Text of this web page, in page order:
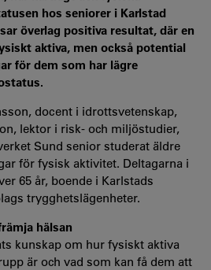
hos seniorer i Karlstad
överlag positiva resultat, där en
aktiva, men också potential
för dem som har lägre
docent i idrottsvetenskap,
lektor i risk- och miljöstudier,
Sund senior studerat äldre
för fysisk aktivitet. Deltagarna i
65 år, boende i Karlstads
trygghetslägenheter.
hälsan
kunskap om hur fysiskt aktiva
är och vad som kan få dem att